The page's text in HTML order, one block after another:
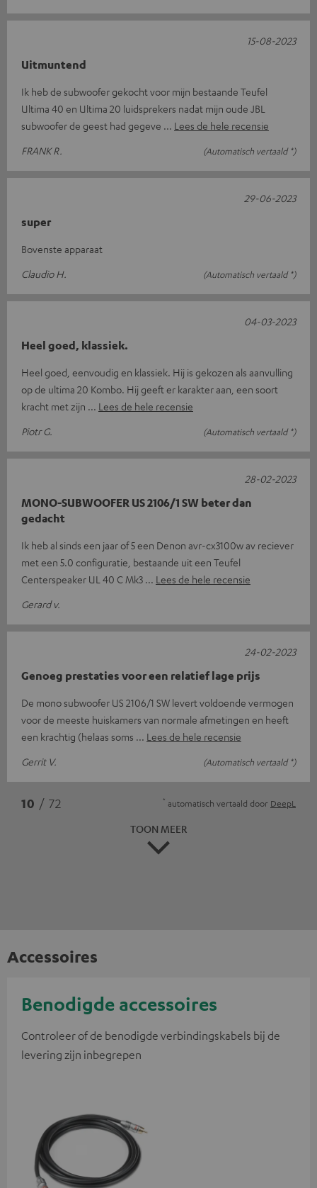
Uitmuntend
Ik heb de subwoofer gekocht voor mijn bestaande Teufel
Ultima 40 en Ultima 20 luidsprekers nadat mijn oude JBL
subwoofer de geest had gegeve
Lees de hele recensie
FRANK R.
(Automatisch vertaald *)
15-08-2023
super
Bovenste apparaat
Claudio H.
(Automatisch vertaald *)
29-06-2023
Heel goed, klassiek.
Heel goed, eenvoudig en klassiek. Hij is gekozen als aanvulling
op de ultima 20 Kombo. Hij geeft er karakter aan, een soort
kracht met zijn
Lees de hele recensie
Piotr G.
(Automatisch vertaald *)
04-03-2023
MONO-SUBWOOFER US 2106/1 SW beter dan
gedacht
Ik heb al sinds een jaar of 5 een Denon avr-cx3100w av reciever
met een 5.0 configuratie, bestaande uit een Teufel
Centerspeaker UL 40 C Mk3
Lees de hele recensie
Gerard v.
28-02-2023
Genoeg prestaties voor een relatief lage prijs
De mono subwoofer US 2106/1 SW levert voldoende vermogen
voor de meeste huiskamers van normale afmetingen en heeft
een krachtig (helaas soms
Lees de hele recensie
Gerrit V.
(Automatisch vertaald *)
24-02-2023
10 / 72 * automatisch vertaald door DeepL
TOON MEER
Accessoires
Benodigde accessoires
Controleer of de benodigde verbindingskabels bij de
levering zijn inbegrepen